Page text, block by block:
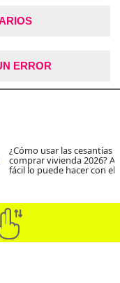
ERROR
¿Cómo usar las cesantías
comprar vivienda 2026?
fácil lo puede hacer con el